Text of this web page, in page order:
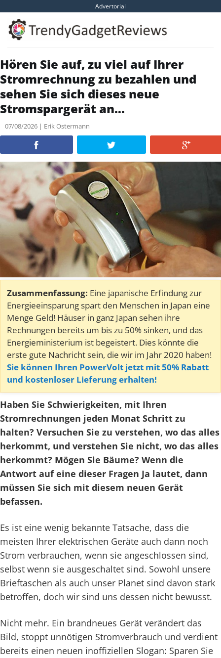
content
Advertorial
Hören Sie auf, zu viel auf Ihrer
Stromrechnung zu bezahlen und
sehen Sie sich dieses neue
Stromspargerät an…
07/08/2026 | Erik Ostermann
Zusammenfassung: Eine japanische Erfindung zur
Energieeinsparung spart den Menschen in Japan eine
Menge Geld! Häuser in ganz Japan sehen ihre
Rechnungen bereits um bis zu 50% sinken, und das
Energieministerium ist begeistert. Dies könnte die
erste gute Nachricht sein, die wir im Jahr 2020 haben!
Sie können Ihren PowerVolt jetzt mit 50% Rabatt
und kostenloser Lieferung erhalten!
Haben Sie Schwierigkeiten, mit Ihren
Stromrechnungen jeden Monat Schritt zu
halten? Versuchen Sie zu verstehen, wo das alles
herkommt, und verstehen Sie nicht, wo das alles
herkommt? Mögen Sie Bäume? Wenn die
Antwort auf eine dieser Fragen Ja lautet, dann
müssen Sie sich mit diesem neuen Gerät
befassen.
Es ist eine wenig bekannte Tatsache, dass die
meisten Ihrer elektrischen Geräte auch dann noch
Strom verbrauchen, wenn sie angeschlossen sind,
selbst wenn sie ausgeschaltet sind. Sowohl unsere
Brieftaschen als auch unser Planet sind davon stark
betroffen, doch wir sind uns dessen nicht bewusst.
Nicht mehr. Ein brandneues Gerät verändert das
Bild, stoppt unnötigen Stromverbrauch und verdient
bereits einen neuen inoffiziellen Slogan: Sparen Sie